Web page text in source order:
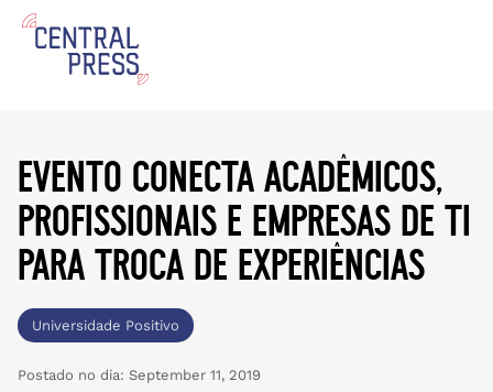
evento conecta acadêmicos,
profissionais e empresas de ti
para troca de experiências
Universidade Positivo
Postado no dia: September 11, 2019